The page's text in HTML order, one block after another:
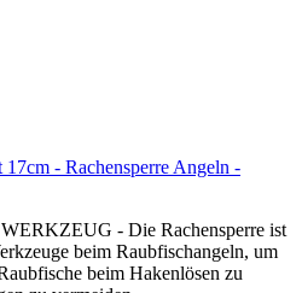
- Rachensperre Angeln -
- Die Rachensperre ist
beim Raubfischangeln, um
beim Hakenlösen zu